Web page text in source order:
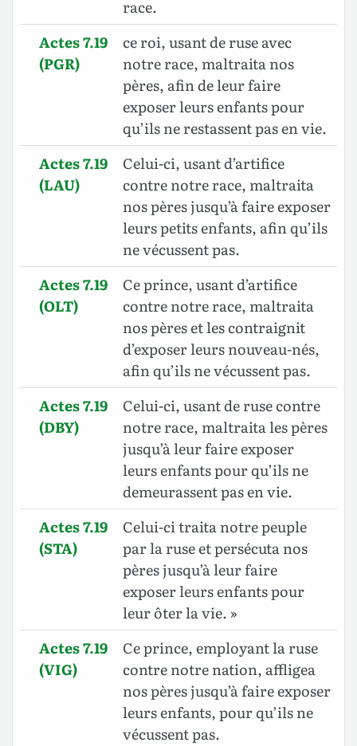
race.
Actes 7.19
(PGR)
ce roi, usant de ruse avec
notre race, maltraita nos
pères, afin de leur faire
exposer leurs enfants pour
qu’ils ne restassent pas en vie.
Actes 7.19
(LAU)
Celui-ci, usant d’artifice
contre notre race, maltraita
nos pères jusqu’à faire exposer
leurs petits enfants, afin qu’ils
ne vécussent pas.
Actes 7.19
(OLT)
Ce prince, usant d’artifice
contre notre race, maltraita
nos pères et les contraignit
d’exposer leurs nouveau-nés,
afin qu’ils ne vécussent pas.
Actes 7.19
(DBY)
Celui-ci, usant de ruse contre
notre race, maltraita les pères
jusqu’à leur faire exposer
leurs enfants pour qu’ils ne
demeurassent pas en vie.
Actes 7.19
(STA)
Celui-ci traita notre peuple
par la ruse et persécuta nos
pères jusqu’à leur faire
exposer leurs enfants pour
leur ôter la vie. »
Actes 7.19
(VIG)
Ce prince, employant la ruse
contre notre nation, affligea
nos pères jusqu’à faire exposer
leurs enfants, pour qu’ils ne
vécussent pas.